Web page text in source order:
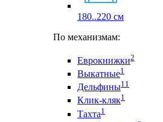
180..220 см
По механизмам:
Еврокнижки2
Выкатные1
Дельфины11
Клик-кляк1
Тахта1